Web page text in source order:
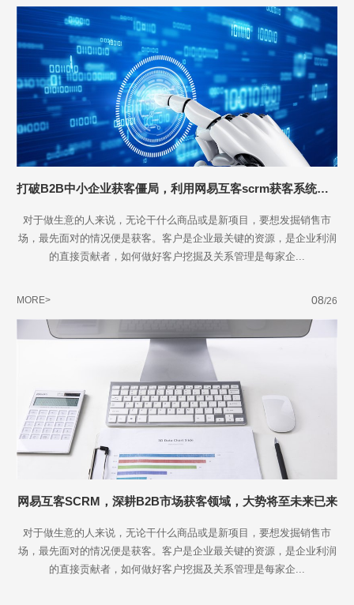
打破B2B中小企业获客僵局，利用网易互客scrm获客系统赋能
对于做生意的人来说，无论干什么商品或是新项目，要想发掘销售市
场，最先面对的情况便是获客。客户是企业最关键的资源，是企业利润
的直接贡献者，如何做好客户挖掘及关系管理是每家企...
MORE> 08/26
网易互客SCRM，深耕B2B市场获客领域，大势将至未来已来
对于做生意的人来说，无论干什么商品或是新项目，要想发掘销售市
场，最先面对的情况便是获客。客户是企业最关键的资源，是企业利润
的直接贡献者，如何做好客户挖掘及关系管理是每家企...